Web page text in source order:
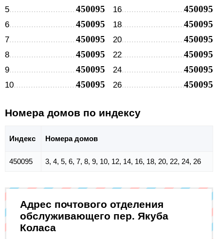
5 450095
6 450095
7 450095
8 450095
9 450095
10 450095
16 450095
18 450095
20 450095
22 450095
24 450095
26 450095
Номера домов по индексу
Индекс Номера домов
450095 3, 4, 5, 6, 7, 8, 9, 10, 12, 14, 16, 18, 20, 22, 24, 26
Адрес почтового отделения
обслуживающего пер. Якуба
Коласа